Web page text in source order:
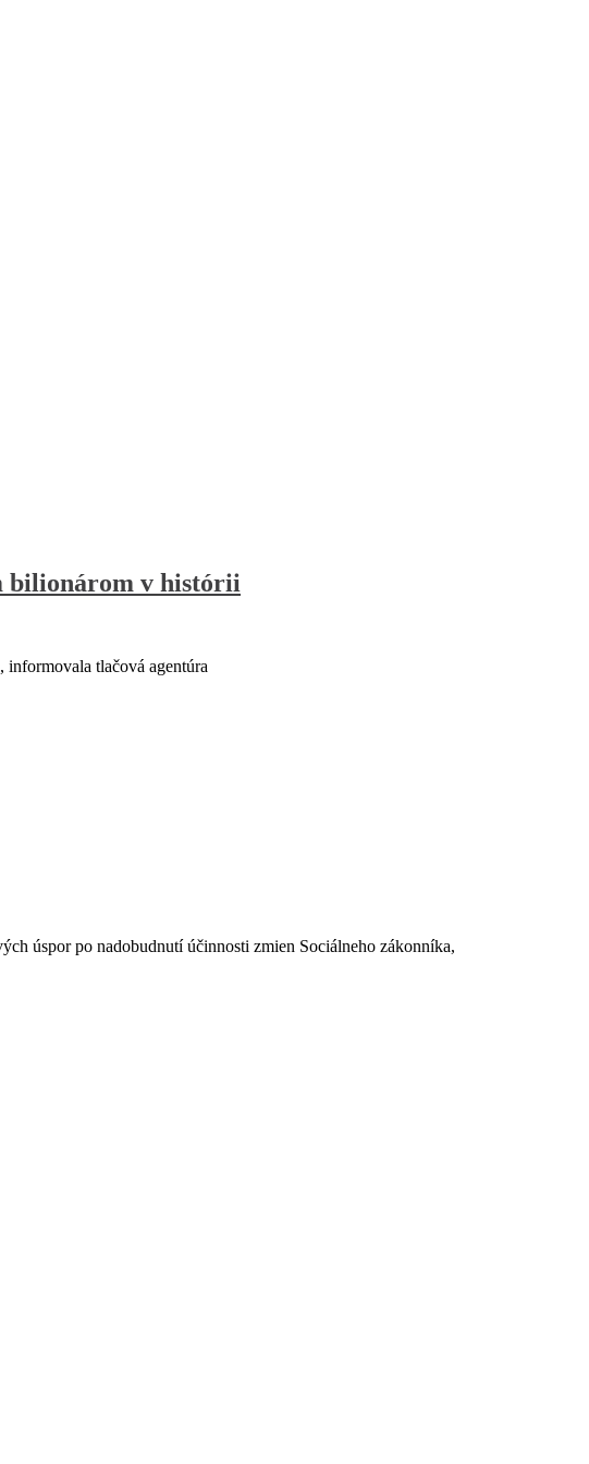
bilionárom v histórii
tlačová agentúra
úspor po nadobudnutí účinnosti zmien Sociálneho zákonníka,